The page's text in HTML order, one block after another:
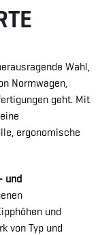
Wahl,
Normwagen,
geht. Mit
ergonomische
und
und
von Typ und